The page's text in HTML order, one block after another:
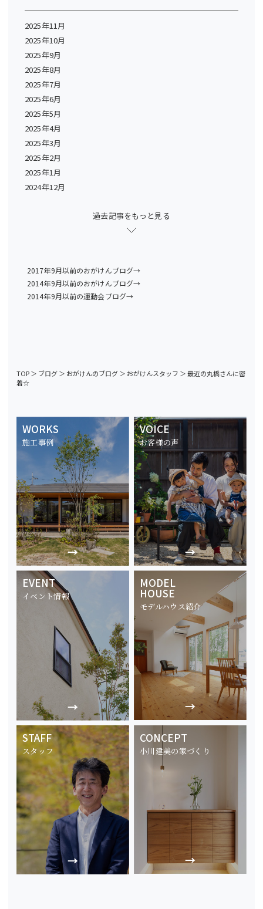
2025年11月
2025年10月
2025年9月
2025年8月
2025年7月
2025年6月
2025年5月
2025年4月
2025年3月
2025年2月
2025年1月
2024年12月
過去記事をもっと見る
2017年9月以前のおがけんブログ→
2014年9月以前のおがけんブログ→
2014年9月以前の運動会ブログ→
TOP＞ ブログ＞ おがけんのブログ＞ おがけんスタッフ ＞最近の丸橋さんに密
着☆
WORKS
施工事例
VOICE
お客様の声
EVENT
イベント情報
MODEL
HOUSE
モデルハウス紹介
STAFF
スタッフ
CONCEPT
小川建美の家づくり